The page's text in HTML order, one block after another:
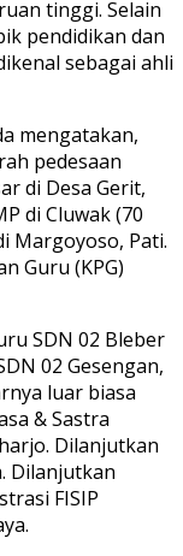
tinggi. Selain
pendidikan dan
sebagai ahli
mengatakan,
pedesaan
di Desa Gerit,
di Cluwak (70
Margoyoso, Pati.
Guru (KPG)
SDN 02 Bleber
02 Gesengan,
luar biasa
& Sastra
Dilanjutkan
Dilanjutkan
FISIP